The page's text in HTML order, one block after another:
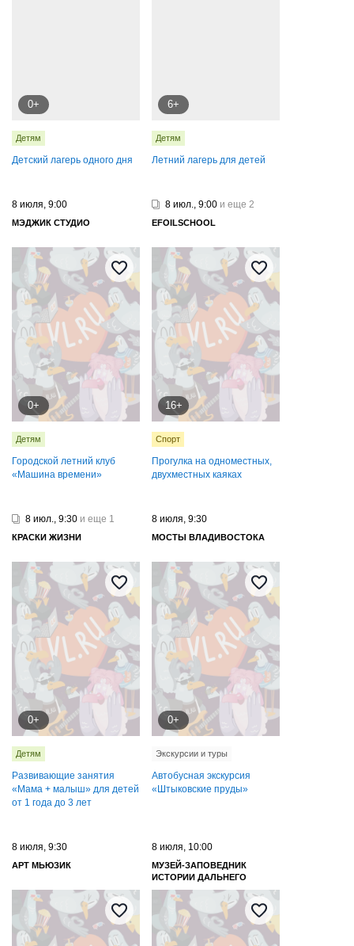
0+
Детям
Детский лагерь одного дня
6+
Детям
Летний лагерь для детей
8 июля, 9:00
МЭДЖИК СТУДИО
0+
Детям
Городской летний клуб
«Машина времени»
8 июл., 9:00 и еще 2
EFOILSCHOOL
16+
Спорт
Прогулка на одноместных,
двухместных каяках
8 июл., 9:30 и еще 1
КРАСКИ ЖИЗНИ
0+
Детям
Развивающие занятия
«Мама + малыш» для детей
от 1 года до 3 лет
8 июля, 9:30
МОСТЫ ВЛАДИВОСТОКА
0+
Экскурсии и туры
Автобусная экскурсия
«Штыковские пруды»
8 июля, 9:30
АРТ МЬЮЗИК
8 июля, 10:00
МУЗЕЙ-ЗАПОВЕДНИК
ИСТОРИИ ДАЛЬНЕГО
ВОСТОКА ИМЕНИ В. К.
АРСЕНЬЕВА